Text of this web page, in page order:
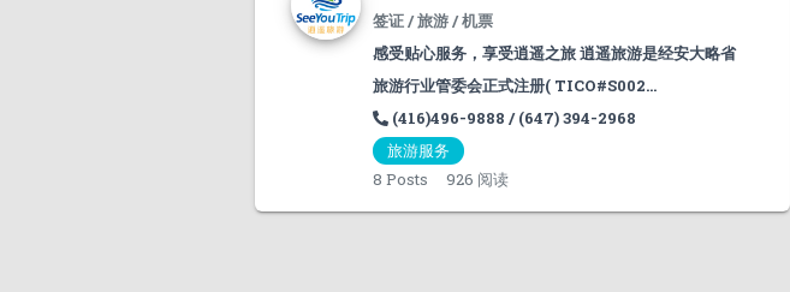
签证 / 旅游 / 机票
感受贴心服务，享受逍遥之旅 逍遥旅游是经安大略省
旅游行业管委会正式注册( TICO#S002...
(416)496-9888 / (647) 394-2968
旅游服务
8 Posts 926 阅读